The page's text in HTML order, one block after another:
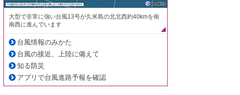
大型で非常に強い台風13号が久米島の北北西約40kmを南
南西に進んでいます
台風情報のみかた
台風の接近、上陸に備えて
知る防災
アプリで台風進路予報を確認